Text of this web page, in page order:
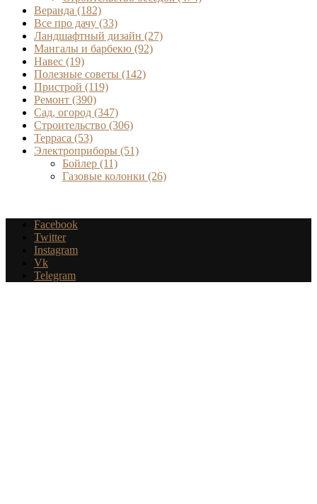
Веранда (182)
Все про дачу (33)
Ландшафтный дизайн (27)
Мангалы и барбекю (92)
Навес (19)
Полезные советы (142)
Пристрой (119)
Ремонт (390)
Сад, огород (347)
Строительство (306)
Терраса (53)
Электроприборы (51)
Бойлер (11)
Газовые колонки (26)
Facebook
Twitter
Instagram
Vk
Telegram